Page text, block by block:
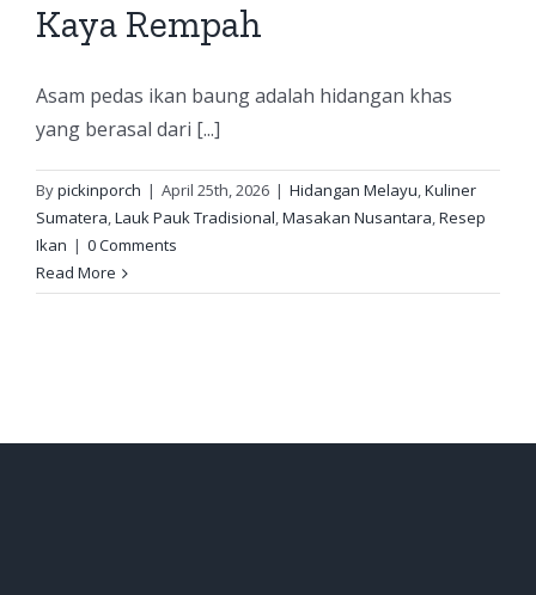
Kaya Rempah
Asam pedas ikan baung adalah hidangan khas
yang berasal dari [...]
Bypickinporch | April 25th, 2026 | Hidangan Melayu,Kuliner
Sumatera,Lauk Pauk Tradisional,Masakan Nusantara,Resep
Ikan | 0 Comments
Read More